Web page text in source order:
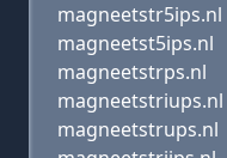
magneetstr5ips.nl
magneetst5ips.nl
magneetstrps.nl
magneetstriups.nl
magneetstrups.nl